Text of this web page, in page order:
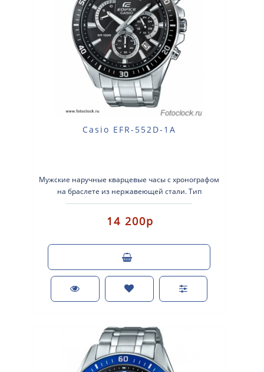
Casio EFR-552D-1A
Мужские наручные кварцевые часы с хронографом
на браслете из нержавеющей стали. Тип
механизма: кварцевые. Корпус: нержавею..
14 200р